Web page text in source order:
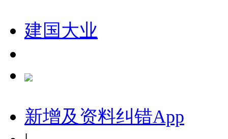
建国大业
新增及资料纠错App